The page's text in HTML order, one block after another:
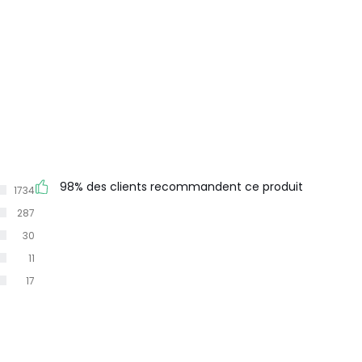
17
11
30
287
1734 98% des clients recommandent ce produit